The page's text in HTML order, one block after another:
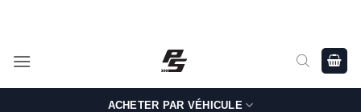
ACHETER PAR VÉHICULE